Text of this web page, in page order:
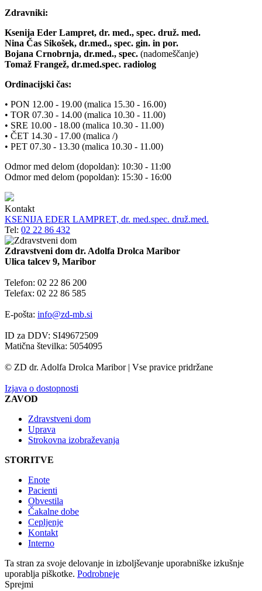
Zdravniki:
Ksenija Eder Lampret, dr. med., spec. druž. med.
Nina Čas Sikošek, dr.med., spec. gin. in por.
Bojana Crnobrnja, dr.med., spec. (nadomeščanje)
Tomaž Frangež, dr.med.spec. radiolog
Ordinacijski čas:
• PON 12.00 - 19.00 (malica 15.30 - 16.00)
• TOR 07.30 - 14.00 (malica 10.30 - 11.00)
• SRE 10.00 - 18.00 (malica 10.30 - 11.00)
• ČET 14.30 - 17.00 (malica /)
• PET 07.30 - 13.30 (malica 10.30 - 11.00)
Odmor med delom (dopoldan): 10:30 - 11:00
Odmor med delom (popoldan): 15:30 - 16:00
Kontakt
KSENIJA EDER LAMPRET, dr. med.spec. druž.med.
Tel: 02 22 86 432
Zdravstveni dom dr. Adolfa Drolca Maribor
Ulica talcev 9, Maribor
Telefon: 02 22 86 200
Telefax: 02 22 86 585
E-pošta: info@zd-mb.si
ID za DDV: SI49672509
Matična številka: 5054095
© ZD dr. Adolfa Drolca Maribor | Vse pravice pridržane
Izjava o dostopnosti
ZAVOD
Zdravstveni dom
Uprava
Strokovna izobraževanja
STORITVE
Enote
Pacienti
Obvestila
Čakalne dobe
Cepljenje
Kontakt
Interno
Ta stran za svoje delovanje in izboljševanje uporabniške izkušnje
uporablja piškotke. Podrobneje
Sprejmi